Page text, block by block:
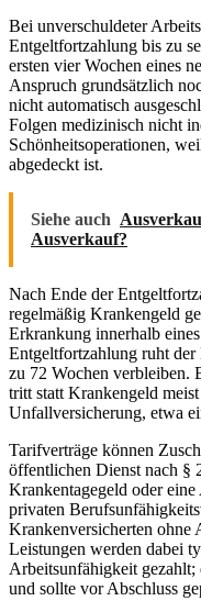
Bei unverschuldeter
Entgeltfortzahlung bis zu
ersten vier Wochen eines
Anspruch grundsätzlich
nicht automatisch
Folgen medizinisch nicht
Schönheitsoperationen,
abgedeckt ist.
Siehe auch
Ausverkauf?
Nach Ende der
regelmäßig Krankengeld
Erkrankung innerhalb
Entgeltfortzahlung ruht der
zu 72 Wochen verbleiben.
tritt statt Krankengeld
Unfallversicherung, etwa
Tarifverträge können
öffentlichen Dienst nach §
Krankentagegeld oder
privaten
Krankenversicherten ohne
Leistungen werden dabei
Arbeitsunfähigkeit
und sollte vor Abschluss